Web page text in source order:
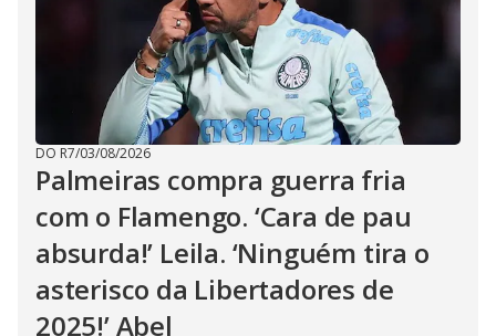
DO R7/03/08/2026
Palmeiras compra guerra fria
com o Flamengo. ‘Cara de pau
absurda!’ Leila. ‘Ninguém tira o
asterisco da Libertadores de
2025!’ Abel